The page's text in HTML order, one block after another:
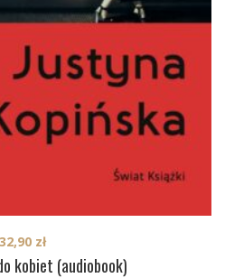
kobiet (audiobook)
32,90 zł